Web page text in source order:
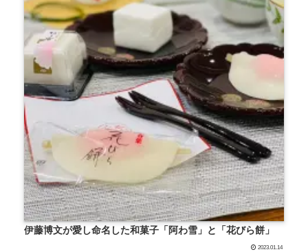
伊藤博文が愛し命名した和菓子「阿わ雪」と「花びら餅」
2023.01.14